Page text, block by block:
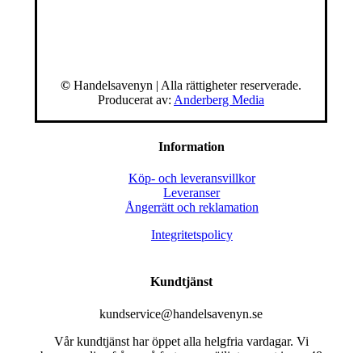
© Handelsavenyn | Alla rättigheter reserverade.
Producerat av: Anderberg Media
Information
Köp- och leveransvillkor
Leveranser
Ångerrätt och reklamation
Integritetspolicy
Kundtjänst
kundservice@handelsavenyn.se
Vår kundtjänst har öppet alla helgfria vardagar. Vi